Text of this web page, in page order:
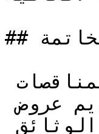
## الخاتمة
السعودية جزءًا أساسيًا من نجاح الشركات في تقديم عروض